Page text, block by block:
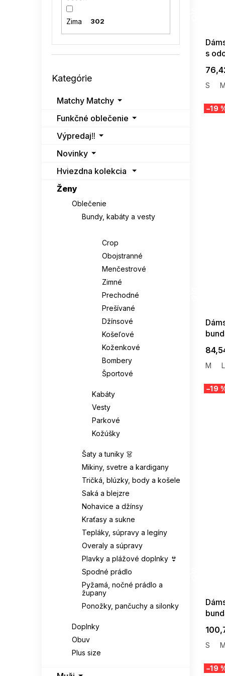
SNOW MODA
SUBLEVEL 3
VENATON
Zima 302
kategórie
Kategórie
Matchy Matchy
Funkčné oblečenie
Výpredaj‼️
Novinky
Hviezdna kolekcia
Ženy
Oblečenie
Bundy, kabáty a vesty
Crop
Obojstranné
Menčestrové
Zimné
Prechodné
Prešívané
Džínsové
Košeľové
Koženkové
Bombery
Športové
Kabáty
Vesty
Parkové
Kožúšky
Šaty a tuniky 👗
Mikiny, svetre a kardigany
Tričká, blúzky, body a košele
Saká a blejzre
Nohavice a džínsy
Kraťasy a sukne
Tepláky, súpravy a legíny
Overaly a súpravy
Plavky a plážové doplnky 👙
Spodné prádlo
Pyžamá, nočné prádlo a
župany
Ponožky, pančuchy a silonky
Doplnky
Obuv
Plus size
s
S M
–19
M L
–19
S M
–19